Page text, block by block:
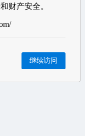
财产安全。
继续访问